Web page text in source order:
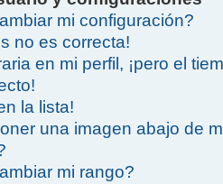
mi configuración?
no es correcta!
en mi perfil, ¡pero el
la lista!
una imagen abajo de
mi rango?